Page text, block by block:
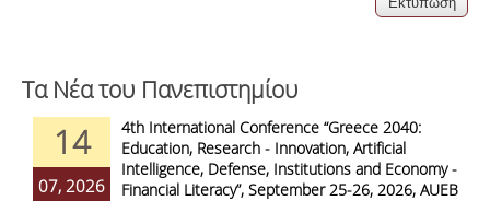
Τα Νέα του Πανεπιστημίου
14
07, 2026
4th International Conference “Greece 2040:
Education, Research - Innovation, Artificial
Intelligence, Defense, Institutions and Economy -
Financial Literacy”, September 25-26, 2026, AUEB